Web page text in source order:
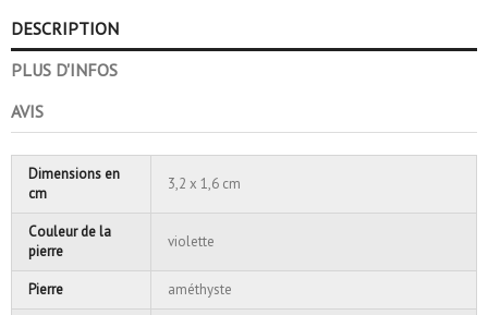
DESCRIPTION
PLUS D'INFOS
AVIS
Dimensions en
cm
3,2 x 1,6 cm
Couleur de la
pierre
violette
Pierre améthyste